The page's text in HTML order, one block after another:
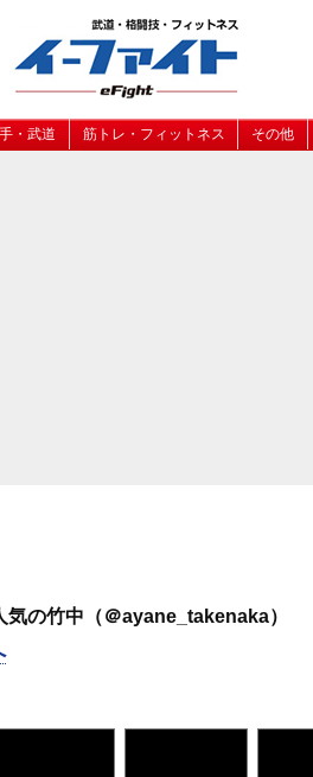
・武道 筋トレ・フィットネス その他
の竹中（＠ayane_takenaka）